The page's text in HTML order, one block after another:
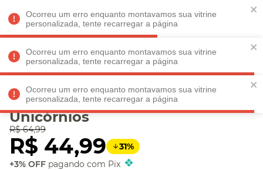
Ocorreu um erro enquanto montavamos sua vitrine
personalizada, tente recarregar a página
Ocorreu um erro enquanto montavamos sua vitrine
personalizada, tente recarregar a página
Ocorreu um erro enquanto montavamos sua vitrine
personalizada, tente recarregar a página
Faltam REGULAMENTO
Veja produtos perto de você! Informe seu CEP
Jogo Reino dos
Unicórnios
R$ 64,99
R$ 44,99 31%
+3% OFF pagando com Pix